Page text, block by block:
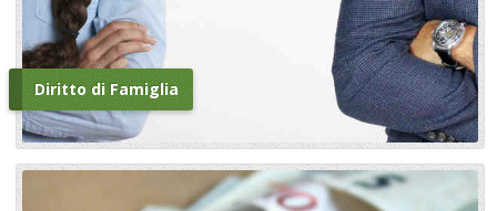
Diritto di Famiglia